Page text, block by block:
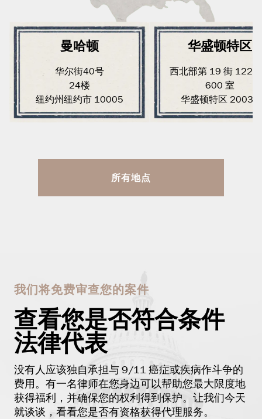
曼哈顿
华尔街40号
24楼
纽约州纽约市 10005
华盛顿特区
西北部第 19 街 1220
600 室
华盛顿特区 20036
所有地点
我们将免费审查您的案件
查看您是否符合条件
法律代表
没有人应该独自承担与 9/11 癌症或疾病作斗争的
费用。有一名律师在您身边可以帮助您最大限度地
获得福利，并确保您的权利得到保护。让我们今天
就谈谈，看看您是否有资格获得代理服务。